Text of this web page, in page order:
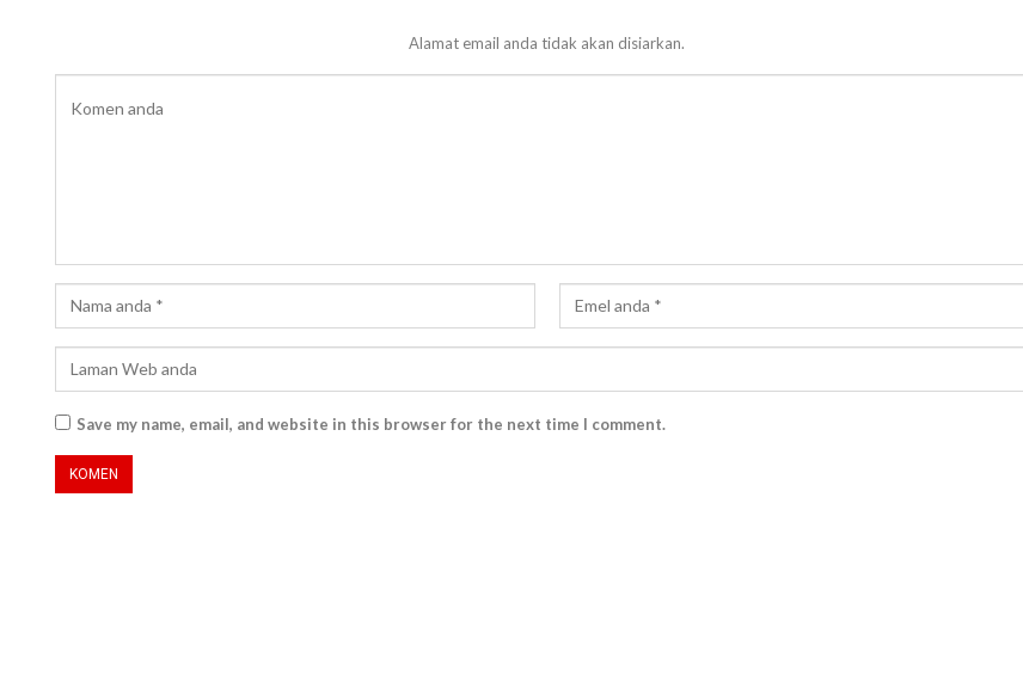
Alamat email anda tidak akan disiarkan.
Save my name, email, and website in this browser for the next time I comment.